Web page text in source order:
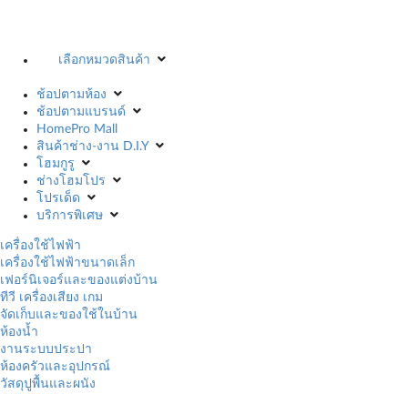
เลือกหมวดสินค้า
ช้อปตามห้อง
ช้อปตามแบรนด์
HomePro Mall
สินค้าช่าง-งาน D.I.Y
โฮมกูรู
ช่างโฮมโปร
โปรเด็ด
บริการพิเศษ
เครื่องใช้ไฟฟ้า
เครื่องใช้ไฟฟ้าขนาดเล็ก
เฟอร์นิเจอร์และของแต่งบ้าน
ทีวี เครื่องเสียง เกม
จัดเก็บและของใช้ในบ้าน
ห้องน้ำ
งานระบบประปา
ห้องครัวและอุปกรณ์
วัสดุปูพื้นและผนัง